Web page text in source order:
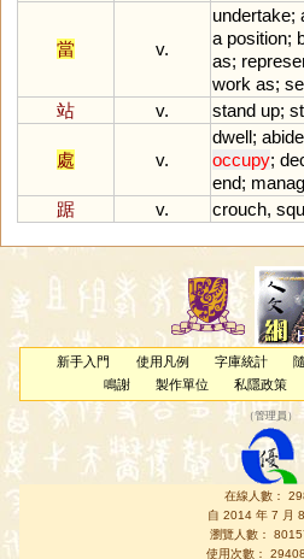
當 v.
undertake;
a position;
as;
work as;
站
v. stand up;
處 v.
dwell; abide
occupy;
end;
踞
v. crouch,
新手入門 使用凡例 字庫統計
鳴謝
製作單位 私隱政策
（管理員 ）
在線人數：
自 2014 年 7 月
瀏覽人數：
使用次數：